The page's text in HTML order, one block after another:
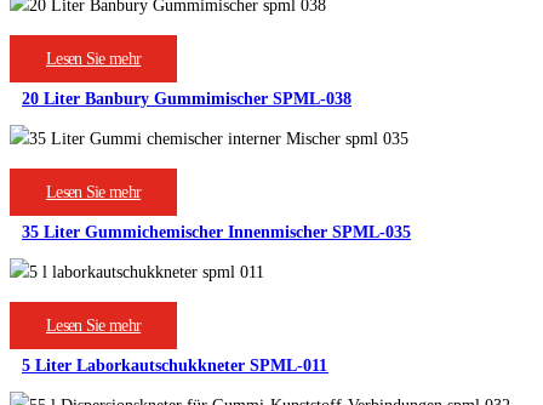
Lesen Sie mehr
20 Liter Banbury Gummimischer SPML-038
Lesen Sie mehr
35 Liter Gummichemischer Innenmischer SPML-035
Lesen Sie mehr
5 Liter Laborkautschukkneter SPML-011